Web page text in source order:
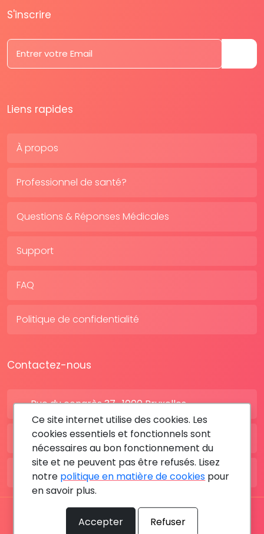
S'inscrire
Liens rapides
À propos
Professionnel de santé?
Questions & Réponses Médicales
Support
FAQ
Politique de confidentialité
Contactez-nous
Rue du congrès 37 , 1000 Bruxelles
BE: +32 28080227
FR: +33 183642895
Tous les droits sont réservés © 2026 RDV MÉDICAL By
Ce site internet utilise des cookies. Les
cookies essentiels et fonctionnels sont
nécessaires au bon fonctionnement du
site et ne peuvent pas être refusés. Lisez
notre politique en matière de cookies pour
en savoir plus.
Accepter Refuser